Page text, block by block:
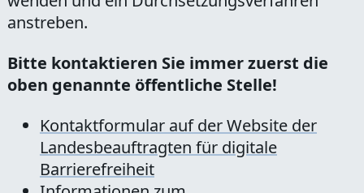
anstreben.
Bitte kontaktieren Sie immer zuerst die
oben genannte öffentliche Stelle!
Kontaktformular auf der Website der
Landesbeauftragten für digitale
Barrierefreiheit